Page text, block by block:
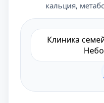
кальция,
Клиника